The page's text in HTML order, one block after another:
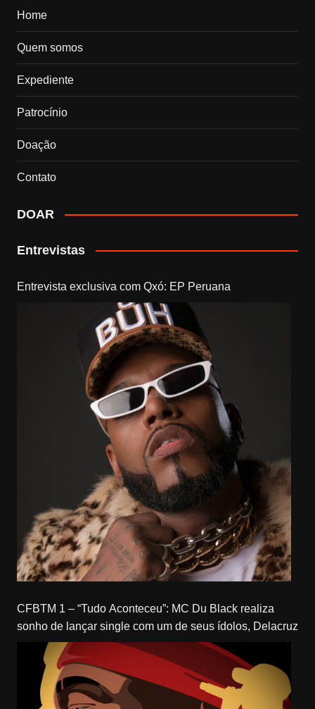
Home
Quem somos
Expediente
Patrocínio
Doação
Contato
DOAR
Entrevistas
Entrevista exclusiva com Qxó: EP Peruana
CFBTM 1 – “Tudo Aconteceu”: MC Du Black realiza
sonho de lançar single com um de seus ídolos, Delacruz